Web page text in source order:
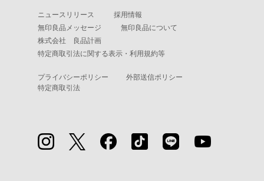
ニュースリリース
採用情報
無印良品メッセージ
無印良品について
株式会社 良品計画
特定商取引法に関する表示・利用規約等
プライバシーポリシー
外部送信ポリシー
特定商取引法